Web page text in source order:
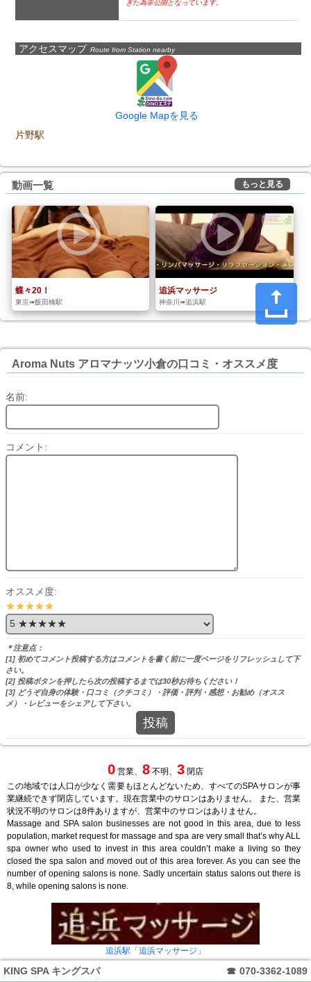
ぎた為非公開となっています。
アクセスマップ Route from Station nearby
Google Mapを見る
片野駅
動画一覧 もっと見る
蝶々20！
東京➠飯田橋駅
追浜マッサージ
神奈川➠追浜駅
Aroma Nuts アロマナッツ小倉の口コミ・オススメ度
名前:
コメント:
オススメ度:
★★★★★
＊注意点：
[1] 初めてコメント投稿する方はコメントを書く前に一度ページをリフレッシュして下
さい。
[2] 投稿ボタンを押したら次の投稿するまでは30秒お待ちください！
[3] どうぞ自身の体験・口コミ（クチコミ）・評価・評判・感想・お勧め（オスス
メ）・レビューをシェアして下さい。
投稿
0 営業、 8 不明、 3 閉店
この地域では人口が少なく需要もほとんどないため、すべてのSPAサロンが事
業継続できず閉店しています。現在営業中のサロンはありません。 また、営業
状況不明のサロンは8件ありますが、営業中のサロンはありません。
Massage and SPA salon businesses are not good in this area, due to less
population, market request for massage and spa are very small that’s why ALL
spa owner who used to invest in this area couldn’t make a living so they
closed the spa salon and moved out of this area forever. As you can see the
number of opening salons is none. Sadly uncertain status salons out there is
8, while opening salons is none.
追浜駅「追浜マッサージ」
KING SPA キングスパ ☎ 070-3362-1089